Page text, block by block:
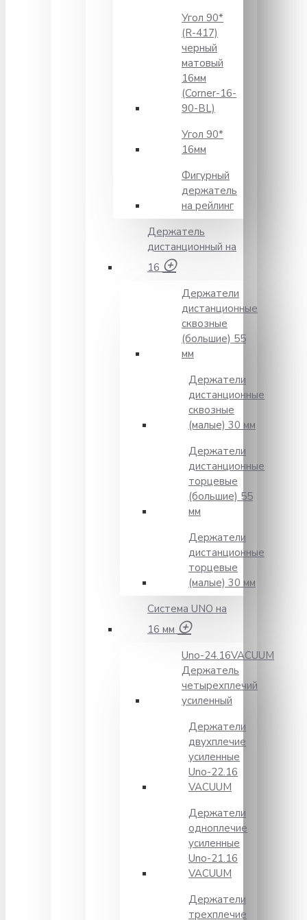
Угол 90*
(R-417)
черный
матовый
16мм
(Corner-16-
90-BL)
Угол 90*
16мм
Фигурный
держатель
на рейлинг
Держатель
дистанционный на
16
Держатели
дистанционные
сквозные
(большие) 55
мм
Держатели
дистанционные
сквозные
(малые) 30 мм
Держатели
дистанционные
торцевые
(большие) 55
мм
Держатели
дистанционные
торцевые
(малые) 30 мм
Система UNO на
16 мм
Unо-24.16VACUUM
Держатель
четырехплечий
усиленный
Держатели
двухплечие
усиленные
Unо-22.16
VACUUM
Держатели
одноплечие
усиленные
Uno-21.16
VACUUM
Держатели
трехплечие